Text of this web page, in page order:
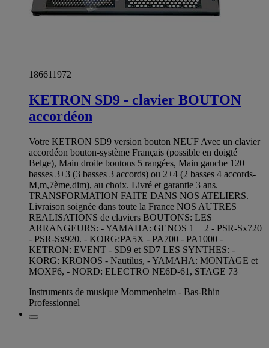
186611972
KETRON SD9 - clavier BOUTON
accordéon
Votre KETRON SD9 version bouton NEUF Avec un clavier
accordéon bouton-système Français (possible en doigté
Belge), Main droite boutons 5 rangées, Main gauche 120
basses 3+3 (3 basses 3 accords) ou 2+4 (2 basses 4 accords-
M,m,7ème,dim), au choix. Livré et garantie 3 ans.
TRANSFORMATION FAITE DANS NOS ATELIERS.
Livraison soignée dans toute la France NOS AUTRES
REALISATIONS de claviers BOUTONS: LES
ARRANGEURS: - YAMAHA: GENOS 1 + 2 - PSR-Sx720
- PSR-Sx920. - KORG:PA5X - PA700 - PA1000 -
KETRON: EVENT - SD9 et SD7 LES SYNTHES: -
KORG: KRONOS - Nautilus, - YAMAHA: MONTAGE et
MOXF6, - NORD: ELECTRO NE6D-61, STAGE 73
Instruments de musique Mommenheim - Bas-Rhin
Professionnel